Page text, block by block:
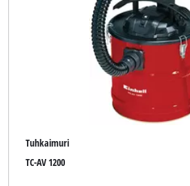
Tuhkaimuri
TC-AV 1200